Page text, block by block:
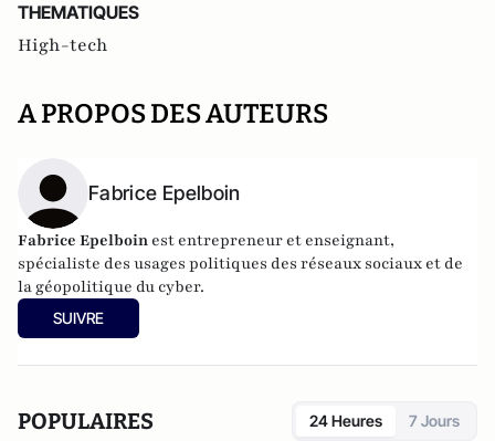
THEMATIQUES
High-tech
A PROPOS DES AUTEURS
Fabrice Epelboin
Fabrice Epelboin est entrepreneur et enseignant,
spécialiste des usages politiques des réseaux sociaux et de
la géopolitique du cyber.
SUIVRE
POPULAIRES 24 Heures 7 Jours